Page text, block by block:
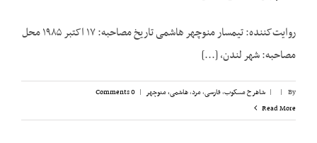
روایت‌کننده: تیمسار منوچهر هاشمی تاریخ مصاحبه: ۱۷ اکتبر ۱۹۸۵ محل
مصاحبه: شهر لندن، [...]
By
|
| شاهرخ مسکوب,فارسی,مرد,هاشمی، منوچهر |
0 Comments
Read More